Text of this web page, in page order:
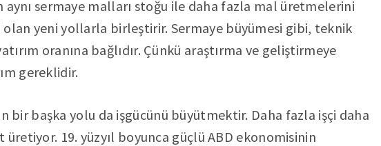
sermaye malları stoğu ile daha fazla mal üretmelerini
olan yeni yollarla birleştirir. Sermaye büyümesi gibi, teknik
oranına bağlıdır. Çünkü araştırma ve geliştirmeye
gereklidir.
bir başka yolu da işgücünü büyütmektir. Daha fazla işçi daha
19. yüzyıl boyunca güçlü ABD ekonomisinin